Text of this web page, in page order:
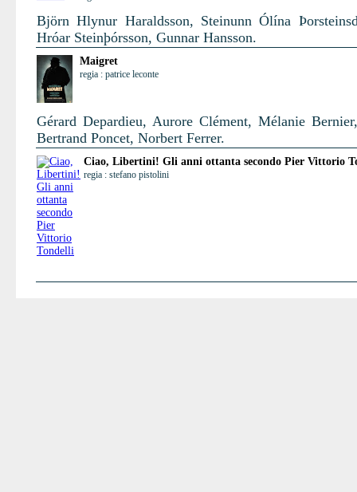
Björn Hlynur Haraldsson, Steinunn Ólína
Hróar Steinþórsson, Gunnar Hansson.
Maigret
regia : patrice leconte
Gérard Depardieu, Aurore Clément, Mélanie
Bertrand Poncet, Norbert Ferrer.
Ciao, Libertini! Gli anni ottanta secondo Pier Vittorio
regia : stefano pistolini